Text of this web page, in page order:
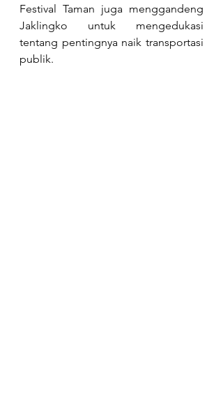
Festival Taman juga menggandeng
Jaklingko untuk mengedukasi
tentang pentingnya naik transportasi
publik.